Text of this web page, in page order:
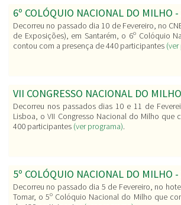
6º COLÓQUIO NACIONAL DO MILHO -
Decorreu no passado dia 10 de Fevereiro, no
de Exposições), em Santarém, o 6º Colóquio
contou com a presença de 440 participantes
VII CONGRESSO NACIONAL DO
Decorreu nos passados dias 10 e 11 de
Lisboa, o VII Congresso Nacional do Milho que
400 participantes (ver programa).
5º COLÓQUIO NACIONAL DO MILHO
Decorreu no passado dia 5 de Fevereiro, no
Tomar, o 5º Colóquio Nacional do Milho que